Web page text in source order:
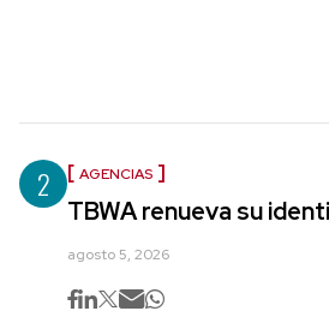
2 AGENCIAS
TBWA renueva su
agosto 5, 2026